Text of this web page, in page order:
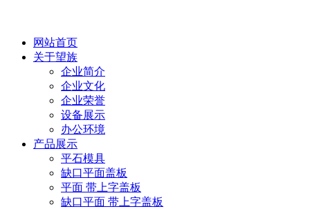
网站首页
关于望族
企业简介
企业文化
企业荣誉
设备展示
办公环境
产品展示
平石模具
缺口平面盖板
平面 带上字盖板
缺口平面 带上字盖板